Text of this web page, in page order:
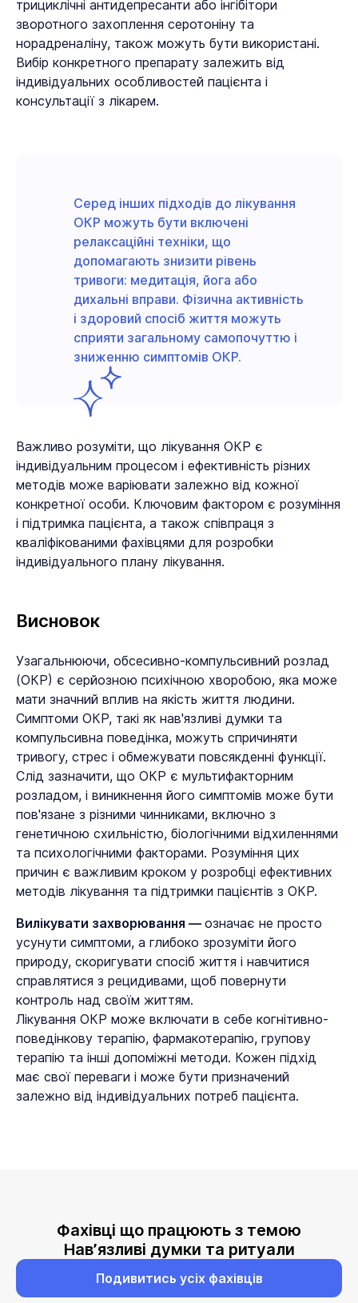
трициклічні антидепресанти або інгібітори
зворотного захоплення серотоніну та
норадреналіну, також можуть бути використані.
Вибір конкретного препарату залежить від
індивідуальних особливостей пацієнта і
консультації з лікарем.
Серед інших підходів до лікування
ОКР можуть бути включені
релаксаційні техніки, що
допомагають знизити рівень
тривоги: медитація, йога або
дихальні вправи. Фізична активність
і здоровий спосіб життя можуть
сприяти загальному самопочуттю і
зниженню симптомів ОКР.
Важливо розуміти, що лікування ОКР є
індивідуальним процесом і ефективність різних
методів може варіювати залежно від кожної
конкретної особи. Ключовим фактором є розуміння
і підтримка пацієнта, а також співпраця з
кваліфікованими фахівцями для розробки
індивідуального плану лікування.
Висновок
Узагальнюючи, обсесивно-компульсивний розлад
(ОКР) є серйозною психічною хворобою, яка може
мати значний вплив на якість життя людини.
Симптоми ОКР, такі як нав'язливі думки та
компульсивна поведінка, можуть спричиняти
тривогу, стрес і обмежувати повсякденні функції.
Слід зазначити, що ОКР є мультифакторним
розладом, і виникнення його симптомів може бути
пов'язане з різними чинниками, включно з
генетичною схильністю, біологічними відхиленнями
та психологічними факторами. Розуміння цих
причин є важливим кроком у розробці ефективних
методів лікування та підтримки пацієнтів з ОКР.
Вилікувати захворювання — означає не просто
усунути симптоми, а глибоко зрозуміти його
природу, скоригувати спосіб життя і навчитися
справлятися з рецидивами, щоб повернути
контроль над своїм життям.
Лікування ОКР може включати в себе когнітивно-
поведінкову терапію, фармакотерапію, групову
терапію та інші допоміжні методи. Кожен підхід
має свої переваги і може бути призначений
залежно від індивідуальних потреб пацієнта.
Фахівці що працюють з темою
Навʼязливі думки та ритуали
Подивитись усіх фахівців